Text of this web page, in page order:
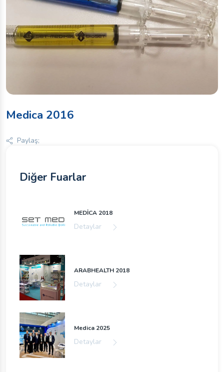
Medica 2016
Paylaş;
Diğer Fuarlar
MEDİCA 2018
Detaylar
ARABHEALTH 2018
Detaylar
Medica 2025
Detaylar